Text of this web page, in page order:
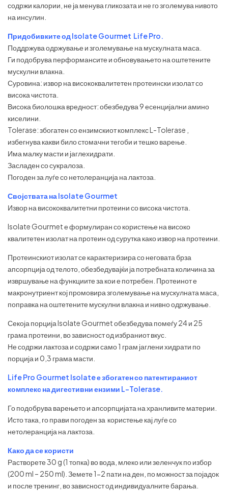
содржи калории, не ја менува гликозата и не го зголемува нивото
на инсулин.
Придобивките од Isolate Gourmet Life Pro.
Поддржува одржување и зголемување на мускулната маса.
Ги подобрува перформансите и обновувањето на оштетените
мускулни влакна.
Суровина: извор на висококвалитетен протеински изолат со
висока чистота.
Висока биолошка вредност: обезбедува 9 есенцијални амино
киселини.
Tolerase: збогатен со ензимскиот комплекс L-Tolerase ,
избегнува какви било стомачни тегоби и тешко варење.
Има малку масти и јаглехидрати.
Засладен со сукралоза.
Погоден за луѓе со нетолеранција на лактоза.
Својствата на Isolate Gourmet
Извор на висококвалитетни протеини со висока чистота.
Isolate Gourmet е формулиран со користење на високо
квалитетен изолат на протеин од сурутка како извор на протеини.
Протеинскиот изолат се карактеризира со неговата брза
апсорпција од телото, обезбедувајќи ја потребната количина за
извршување на функциите за кои е потребен. Протеинот е
макронутриент кој промовира зголемување на мускулната маса,
поправка на оштетените мускулни влакна и нивно одржување.
Секоја порција Isolate Gourmet обезбедува помеѓу 24 и 25
грама протеини, во зависност од избраниот вкус.
Не содржи лактоза и содржи само 1 грам јаглени хидрати по
порција и 0,3 грама масти.
Life Pro Gourmet Isolate е збогатен со патентираниот
комплекс на дигестивни ензими L-Tolerase.
Го подобрува варењето и апсорпцијата на хранливите материи.
Исто така, го прави погоден за користење кај луѓе со
нетолеранција на лактоза.
Како да се користи
Растворете 30 g (1 топка) во вода, млеко или зеленчук по избор
(200 ml – 250 ml). Земете 1-2 пати на ден, по можност за појадок
и после тренинг, во зависност од индивидуалните барања.